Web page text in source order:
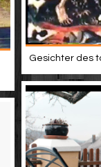
Gesichter des